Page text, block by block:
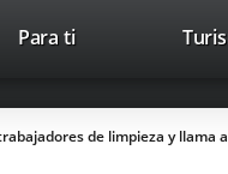
Para ti
de limpieza y llama